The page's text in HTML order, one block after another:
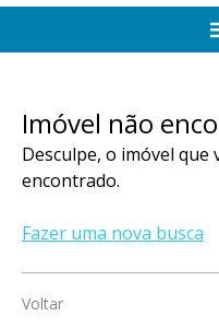
Imóvel não
Desculpe, o imóvel
encontrado.
Fazer uma nova busca
Voltar